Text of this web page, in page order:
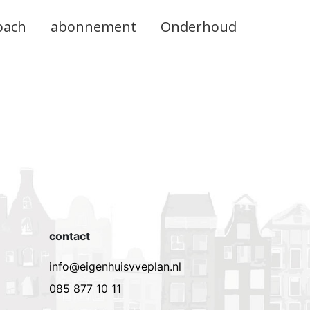
abonnement Onderhoud
contact
info@eigenhuisvveplan.nl
085 877 10 11